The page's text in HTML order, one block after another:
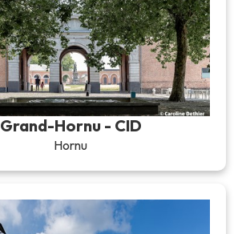
Grand-Hornu - CID
Hornu